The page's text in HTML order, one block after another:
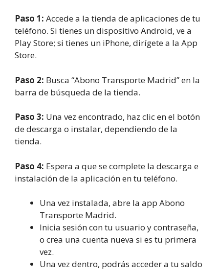
Paso 1: Accede a la tienda de aplicaciones de tu
teléfono. Si tienes un dispositivo Android, ve a
Play Store; si tienes un iPhone, dirígete a la App
Store.
Paso 2: Busca “Abono Transporte Madrid” en la
barra de búsqueda de la tienda.
Paso 3: Una vez encontrado, haz clic en el botón
de descarga o instalar, dependiendo de la
tienda.
Paso 4: Espera a que se complete la descarga e
instalación de la aplicación en tu teléfono.
Una vez instalada, abre la app Abono
Transporte Madrid.
Inicia sesión con tu usuario y contraseña,
o crea una cuenta nueva si es tu primera
vez.
Una vez dentro, podrás acceder a tu saldo